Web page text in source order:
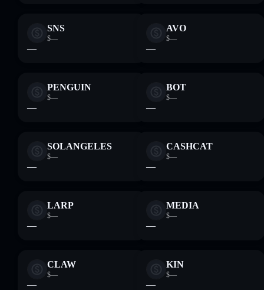
SNS
$—
—
AVO
$—
—
PENGUIN
$—
—
BOT
$—
—
SOLANGELES
$—
—
CASHCAT
$—
—
LARP
$—
—
MEDIA
$—
—
CLAW
$—
—
KIN
$—
—